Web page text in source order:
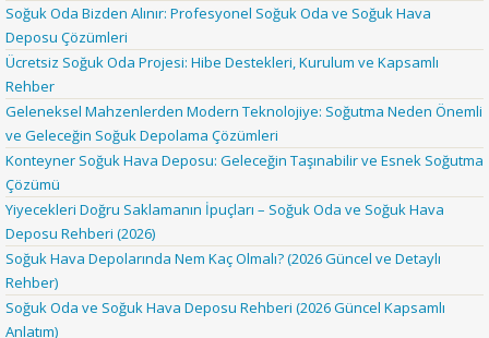
Soğuk Oda Bizden Alınır: Profesyonel Soğuk Oda ve Soğuk Hava
Deposu Çözümleri
Ücretsiz Soğuk Oda Projesi: Hibe Destekleri, Kurulum ve Kapsamlı
Rehber
Geleneksel Mahzenlerden Modern Teknolojiye: Soğutma Neden Önemli
ve Geleceğin Soğuk Depolama Çözümleri
Konteyner Soğuk Hava Deposu: Geleceğin Taşınabilir ve Esnek Soğutma
Çözümü
Yiyecekleri Doğru Saklamanın İpuçları – Soğuk Oda ve Soğuk Hava
Deposu Rehberi (2026)
Soğuk Hava Depolarında Nem Kaç Olmalı? (2026 Güncel ve Detaylı
Rehber)
Soğuk Oda ve Soğuk Hava Deposu Rehberi (2026 Güncel Kapsamlı
Anlatım)